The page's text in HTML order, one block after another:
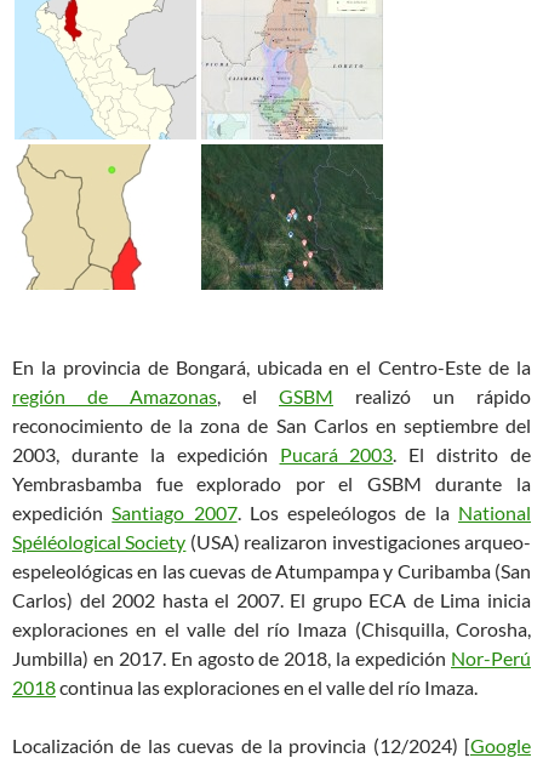
En la provincia de Bongará, ubicada en el Centro-Este de la
región de Amazonas, el GSBM realizó un rápido
reconocimiento de la zona de San Carlos en septiembre del
2003, durante la expedición Pucará 2003. El distrito de
Yembrasbamba fue explorado por el GSBM durante la
expediciónSantiago 2007. Los espeleólogos de la National
Spéléological Society (USA) realizaron investigaciones arqueo-
espeleológicas en las cuevas de Atumpampa y Curibamba (San
Carlos) del 2002 hasta el 2007. El grupo ECA de Lima inicia
exploraciones en el valle del río Imaza (Chisquilla, Corosha,
Jumbilla) en 2017. En agosto de 2018, la expedición Nor-Perú
2018continua las exploraciones en el valle del río Imaza.
Localización de las cuevas de la provincia (12/2024) [Google